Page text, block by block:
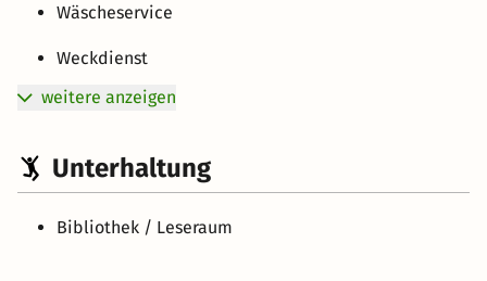
Wäscheservice
Weckdienst
weitere anzeigen
Unterhaltung
Bibliothek / Leseraum